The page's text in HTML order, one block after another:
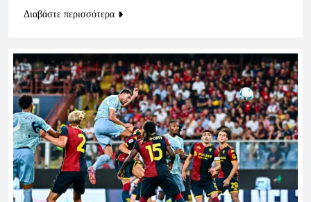
Διαβάστε περισσότερα